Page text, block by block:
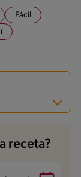
Fácil
receta?